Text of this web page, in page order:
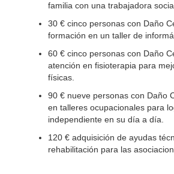
familia con una trabajadora
30 € cinco personas con Daño
formación en un taller de
60 € cinco personas con Daño
atención en fisioterapia para
físicas.
90 € nueve personas con Daño
en talleres ocupacionales para
independiente en su día a día.
120 € adquisición de ayudas
rehabilitación para las